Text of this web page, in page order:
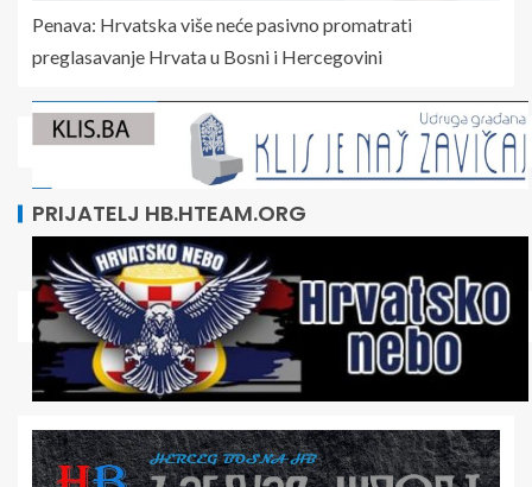
Penava: Hrvatska više neće pasivno promatrati
preglasavanje Hrvata u Bosni i Hercegovini
PRIJATELJ HB.HTEAM.ORG